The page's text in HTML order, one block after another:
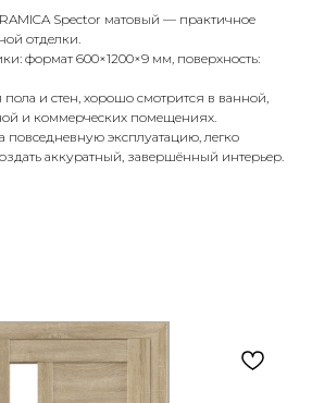
Spector матовый — практичное
отделки.
формат 600×1200×9 мм, поверхность:
и стен, хорошо смотрится в ванной,
и коммерческих помещениях.
повседневную эксплуатацию, легко
аккуратный, завершённый интерьер.